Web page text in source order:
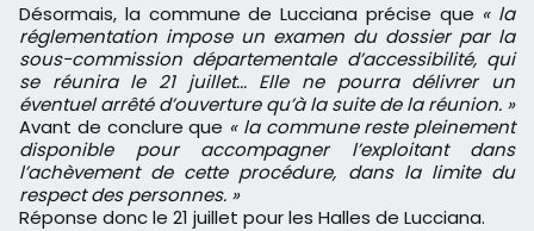
Désormais, la commune de Lucciana précise que « la
réglementation impose un examen du dossier par la
sous-commission départementale d’accessibilité, qui
se réunira le 21 juillet... Elle ne pourra délivrer un
éventuel arrêté d’ouverture qu’à la suite de la réunion. »
Avant de conclure que « la commune reste pleinement
disponible pour accompagner l’exploitant dans
l’achèvement de cette procédure, dans la limite du
respect des personnes. »
Réponse donc le 21 juillet pour les Halles de Lucciana.